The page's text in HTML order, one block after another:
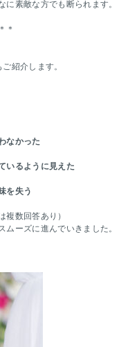
に素敵な方でも断られます。
＊
紹介します。
なかった
いるように見えた
を失う
複数回答あり）
ーズに進んでいきました。